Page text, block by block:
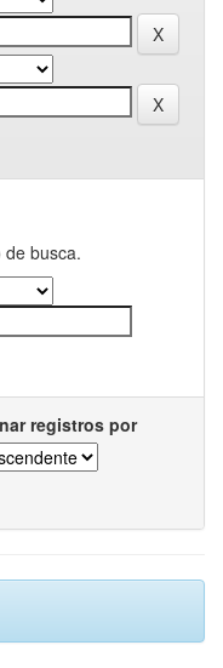
busca.
registros por